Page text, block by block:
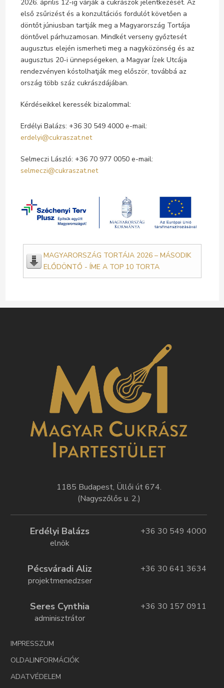
2026. április 12-ig várják a cukrászok jelentkezését. Az
első zsűrizést és a konzultációs fordulót követően a
döntőt júniusban tartják meg a Magyarország Tortája
döntővel párhuzamosan. Mindkét verseny győztesét
augusztus elején ismerheti meg a nagyközönség és az
augusztus 20-i ünnepségeken, a Magyar Ízek Utcája
rendezvényen kóstolhatják meg először, továbbá az
ország több száz cukrászdájában.
Kérdéseikkel keressék bizalommal:
Erdélyi Balázs: +36 30 549 4000 e-mail:
erdelyi@cukraszat.net
Selmeczi László: +36 70 977 0050 e-mail:
selmeczi@cukraszat.net
MAGYARORSZÁG TORTÁJA 2026 – MÁSODIK
ELŐDÖNTŐ - ÍME A TOP 10 TORTA
1185 Budapest, Üllői út 674.
(Nagyszőlős u. 2.)
Erdélyi Balázs
elnök
+36 30 549 4000
Pécsváradi Aliz
projektmenedzser
+36 30 641 3634
Seres Cynthia
adminisztrátor
+36 30 157 0911
IMPRESSZUM
OLDALINFORMÁCIÓK
ADATVÉDELEM